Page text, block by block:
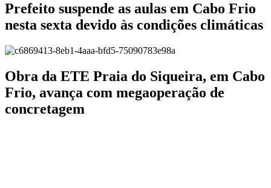
Prefeito suspende as aulas em Cabo Frio
nesta sexta devido às condições climáticas
Obra da ETE Praia do Siqueira, em Cabo
Frio, avança com megaoperação de
concretagem